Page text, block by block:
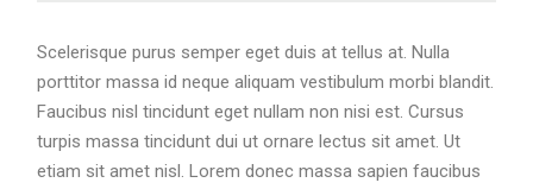
Scelerisque purus semper eget duis at tellus at. Nulla
porttitor massa id neque aliquam vestibulum morbi blandit.
Faucibus nisl tincidunt eget nullam non nisi est. Cursus
turpis massa tincidunt dui ut ornare lectus sit amet. Ut
etiam sit amet nisl. Lorem donec massa sapien faucibus